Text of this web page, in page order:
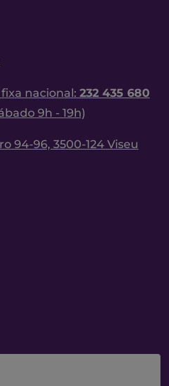
nacional: 232 435 680
9h - 19h)
94-96, 3500-124 Viseu